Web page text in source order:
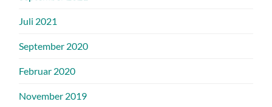
Juli 2021
September 2020
Februar 2020
November 2019